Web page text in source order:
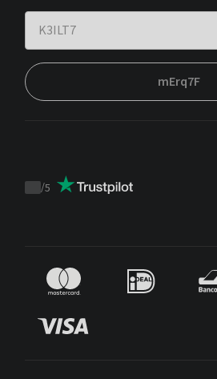
mErq7F
Trustpilot
/5